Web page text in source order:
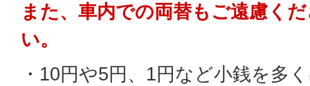
また、車内での両替もご遠慮く
い。
・10円や5円、1円など小銭を多